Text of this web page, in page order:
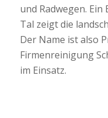
und Radwegen.
Tal zeigt die
Der Name ist also
Firmenreinigung
im Einsatz.